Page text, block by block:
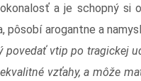
a je schopný si
pôsobí arogantne a
povedať vtip po tragickej
vzťahy, a môže